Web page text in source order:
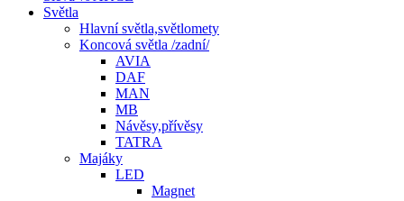
Světla
Hlavní světla,světlomety
Koncová světla /zadní/
AVIA
DAF
MAN
MB
Návěsy,přívěsy
TATRA
Majáky
LED
Magnet